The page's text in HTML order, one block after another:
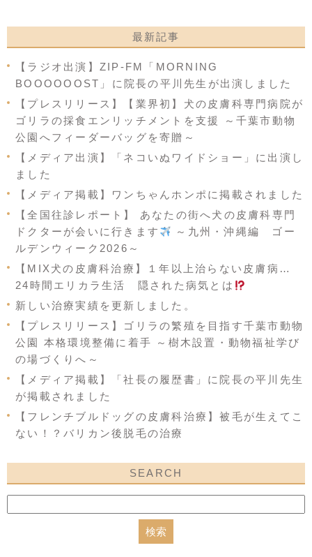
最新記事
【ラジオ出演】ZIP-FM「MORNING
BOOOOOOST」に院長の平川先生が出演しました
【プレスリリース】【業界初】犬の皮膚科専門病院が
ゴリラの採食エンリッチメントを支援 ～千葉市動物
公園へフィーダーバッグを寄贈～
【メディア出演】「ネコいぬワイドショー」に出演し
ました
【メディア掲載】ワンちゃんホンポに掲載されました
【全国往診レポート】 あなたの街へ犬の皮膚科専門
ドクターが会いに行きます
～九州・沖縄編 ゴー
ルデンウィーク2026～
【MIX犬の皮膚科治療】１年以上治らない皮膚病…
24時間エリカラ生活 隠された病気とは
新しい治療実績を更新しました。
【プレスリリース】ゴリラの繁殖を目指す千葉市動物
公園 本格環境整備に着手 ～樹木設置・動物福祉学び
の場づくりへ～
【メディア掲載】「社長の履歴書」に院長の平川先生
が掲載されました
【フレンチブルドッグの皮膚科治療】被毛が生えてこ
ない！？バリカン後脱毛の治療
SEARCH